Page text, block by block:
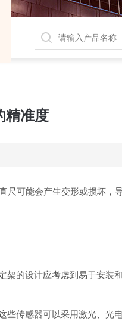
精准度
可能会产生变形或损坏，
的设计应考虑到易于安装
传感器可以采用激光、光